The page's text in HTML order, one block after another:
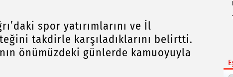
spor yatırımlarını ve İl
takdirle karşıladıklarını belirtti.
önümüzdeki günlerde kamuoyuyla